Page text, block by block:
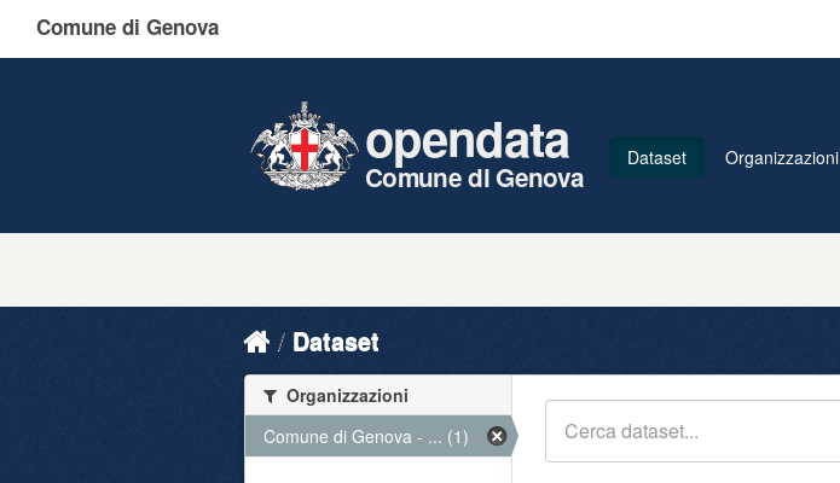
Comune di Genova
opendata
Comune di Genova
Dataset Organizzazioni
Dataset
Organizzazioni
Comune di Genova - ... (1)